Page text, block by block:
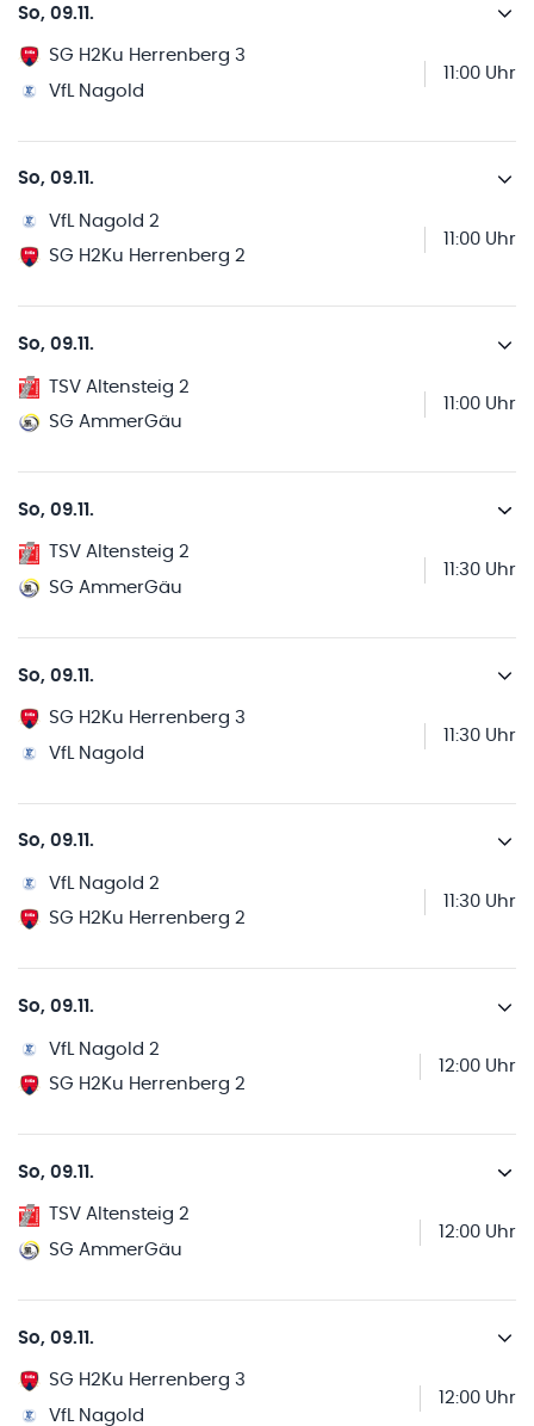
So, 09.11.
SG H2Ku Herrenberg 3
VfL Nagold
11:00 Uhr
So, 09.11.
VfL Nagold 2
SG H2Ku Herrenberg 2
11:00 Uhr
So, 09.11.
TSV Altensteig 2
SG AmmerGäu
11:00 Uhr
So, 09.11.
TSV Altensteig 2
SG AmmerGäu
11:30 Uhr
So, 09.11.
SG H2Ku Herrenberg 3
VfL Nagold
11:30 Uhr
So, 09.11.
VfL Nagold 2
SG H2Ku Herrenberg 2
11:30 Uhr
So, 09.11.
VfL Nagold 2
SG H2Ku Herrenberg 2
12:00 Uhr
So, 09.11.
TSV Altensteig 2
SG AmmerGäu
12:00 Uhr
So, 09.11.
SG H2Ku Herrenberg 3
VfL Nagold
12:00 Uhr